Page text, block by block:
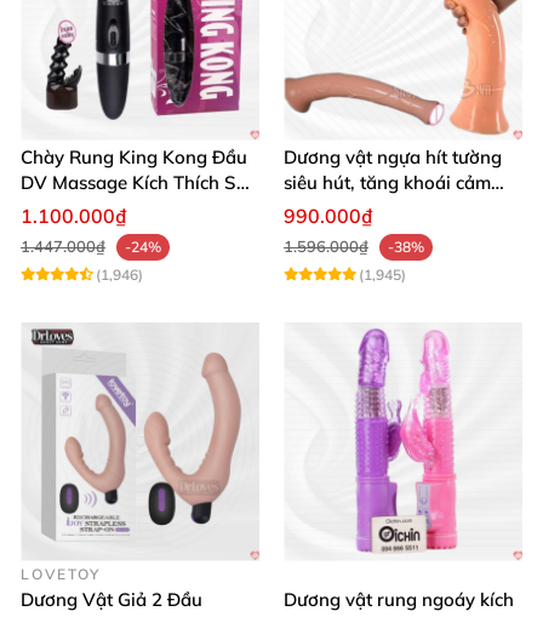
Chày Rung King Kong Đầu
DV Massage Kích Thích Sâu
Mạnh Mẽ
1.100.000₫
1.447.000₫
-24%
(1,946)
Dương vật ngựa hít tường
siêu hút, tăng khoái cảm
tận hưởng
990.000₫
1.596.000₫
-38%
(1,945)
LOVETOY
Dương Vật Giả 2 Đầu
Dương vật rung ngoáy kích